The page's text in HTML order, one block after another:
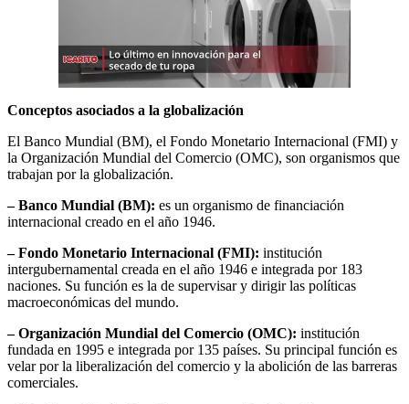
Conceptos asociados a la globalización
El Banco Mundial (BM), el Fondo Monetario Internacional (FMI) y
la Organización Mundial del Comercio (OMC), son organismos que
trabajan por la globalización.
– Banco Mundial (BM): es un organismo de financiación
internacional creado en el año 1946.
– Fondo Monetario Internacional (FMI): institución
intergubernamental creada en el año 1946 e integrada por 183
naciones. Su función es la de supervisar y dirigir las políticas
macroeconómicas del mundo.
– Organización Mundial del Comercio (OMC): institución
fundada en 1995 e integrada por 135 países. Su principal función es
velar por la liberalización del comercio y la abolición de las barreras
comerciales.